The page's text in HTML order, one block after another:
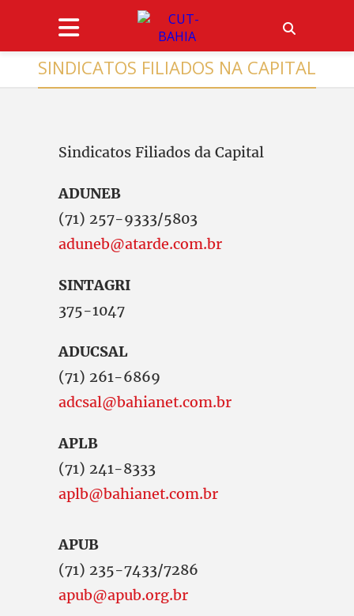
SINDICATOS FILIADOS NA CAPITAL
Sindicatos Filiados da Capital
ADUNEB
(71) 257-9333/5803
aduneb@atarde.com.br
SINTAGRI
375-1047
ADUCSAL
(71) 261-6869
adcsal@bahianet.com.br
APLB
(71) 241-8333
aplb@bahianet.com.br
APUB
(71) 235-7433/7286
apub@apub.org.br